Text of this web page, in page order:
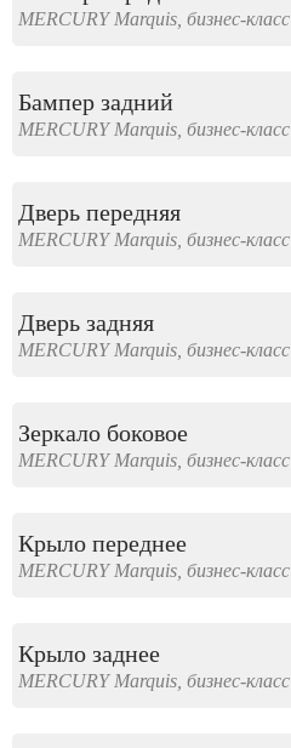
MERCURY Marquis, бизнес-класс
Бампер задний
MERCURY Marquis, бизнес-класс
Дверь передняя
MERCURY Marquis, бизнес-класс
Дверь задняя
MERCURY Marquis, бизнес-класс
Зеркало боковое
MERCURY Marquis, бизнес-класс
Крыло переднее
MERCURY Marquis, бизнес-класс
Крыло заднее
MERCURY Marquis, бизнес-класс